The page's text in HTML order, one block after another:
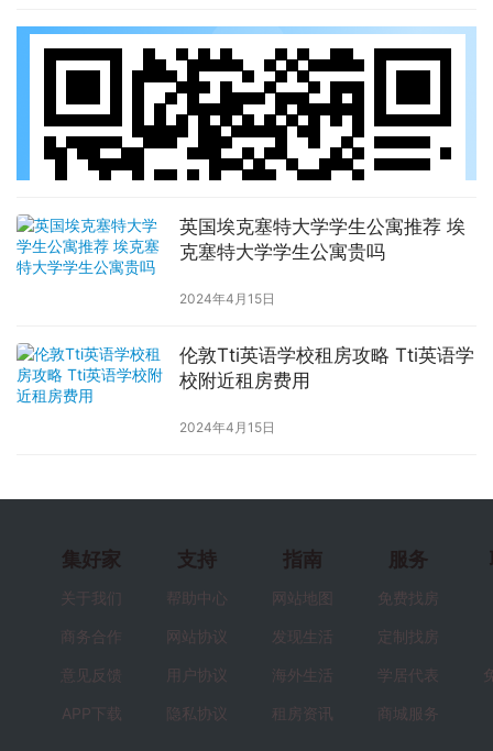
英国埃克塞特大学学生公寓推荐 埃
克塞特大学学生公寓贵吗
2024年4月15日
伦敦Tti英语学校租房攻略 Tti英语学
校附近租房费用
2024年4月15日
集好家
关于我们
商务合作
意见反馈
APP下载
支持
帮助中心
网站协议
用户协议
隐私协议
指南
网站地图
发现生活
海外生活
租房资讯
服务
免费找房
定制找房
学居代表
商城服务